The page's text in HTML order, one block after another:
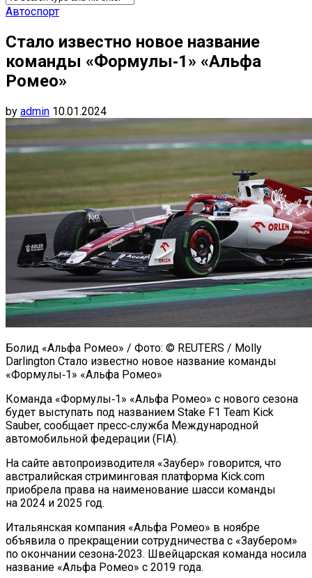
Автоспорт
Стало известно новое название
команды «Формулы‑1» «Альфа
Ромео»
by admin 10.01.2024
Болид «Альфа Ромео» / Фото: © REUTERS / Molly
Darlington Стало известно новое название команды
«Формулы‑1» «Альфа Ромео»
Команда «Формулы‑1» «Альфа Ромео» с нового сезона
будет выступать под названием Stake F1 Team Kick
Sauber, сообщает пресс‑служба Международной
автомобильной федерации (FIA).
На сайте автопроизводителя «Заубер» говорится, что
австралийская стриминговая платформа Kick.com
приобрела права на наименование шасси команды
на 2024 и 2025 год.
Итальянская компания «Альфа Ромео» в ноябре
объявила о прекращении сотрудничества с «Заубером»
по окончании сезона‑2023. Швейцарская команда носила
название «Альфа Ромео» с 2019 года.